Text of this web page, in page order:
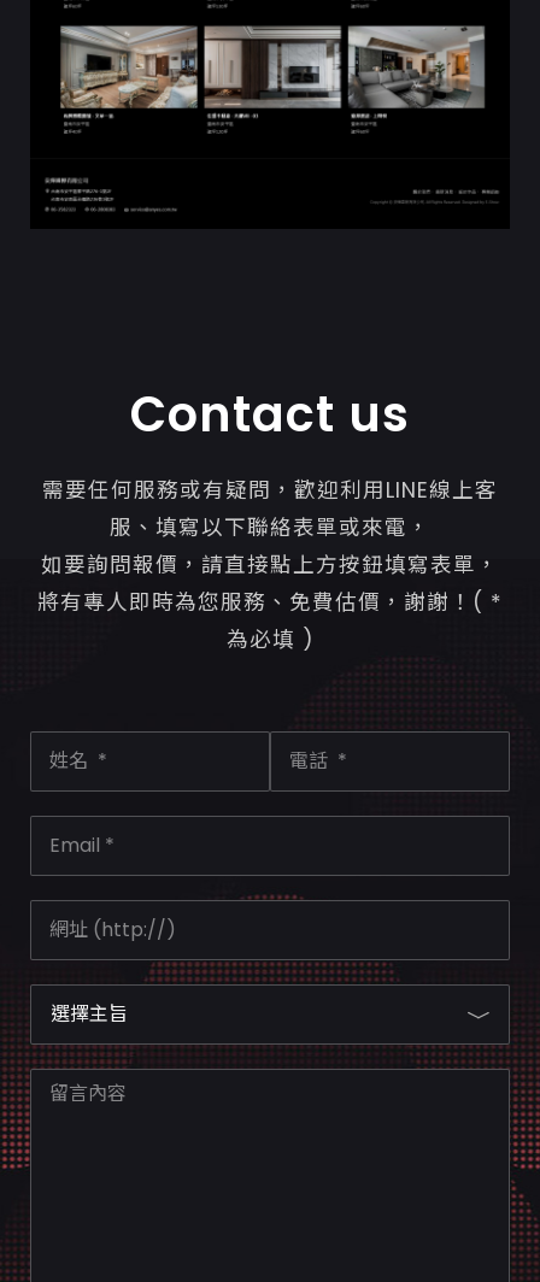
Contact us
需要任何服務或有疑問，歡迎利用LINE線上客
服、填寫以下聯絡表單或來電，
如要詢問報價，請直接點上方按鈕填寫表單，
將有專人即時為您服務、免費估價，謝謝！( *
為必填 )